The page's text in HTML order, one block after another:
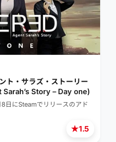
★1.5
ト・サラズ・ストーリー
Story – Day one)
日にSteamでリリースのアド